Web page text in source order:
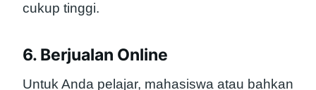
cukup tinggi.
6. Berjualan Online
Untuk Anda pelajar, mahasiswa atau bahkan